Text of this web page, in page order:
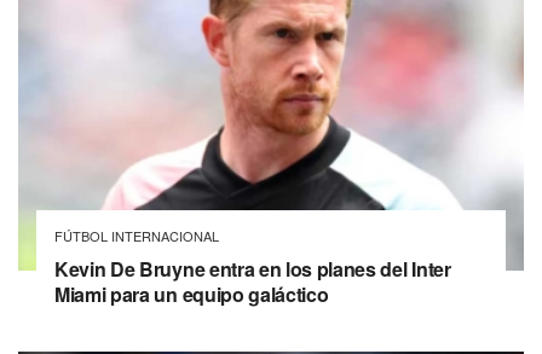
FÚTBOL INTERNACIONAL
Kevin De Bruyne entra en los planes del Inter
Miami para un equipo galáctico